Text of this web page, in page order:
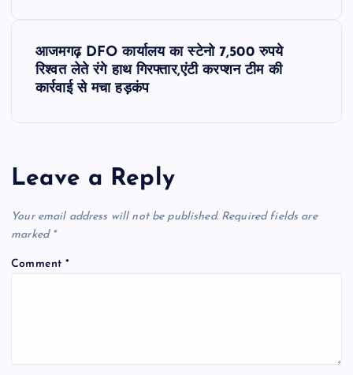
v
i
g
आजमगढ़ DFO कार्यालय का स्टेनो 7,500 रुपये
रिश्वत लेते रंगे हाथ गिरफ्तार,एंटी करप्शन टीम की
कार्रवाई से मचा हड़कंप
Leave a Reply
Your email address will not be published. Required fields are
marked *
Comment*